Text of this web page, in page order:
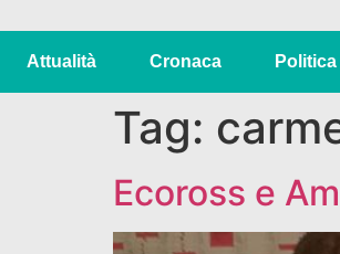
Attualità Cronaca Politica
Tag:
Ecoross e